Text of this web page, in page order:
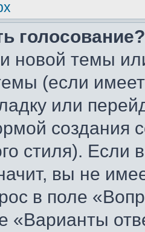
голосование?
новой темы
(если
или
создания
стиля). Если
вы не
в поле
«Варианты